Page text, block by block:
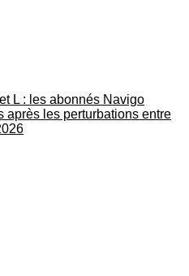
L : les abonnés Navigo
après les perturbations entre